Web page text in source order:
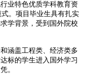
业特色优质学科教育资
。项目毕业生具有扎实
学背景，受到国外院校
涵盖工程类、经济类多
标的学生进入国外学习
。